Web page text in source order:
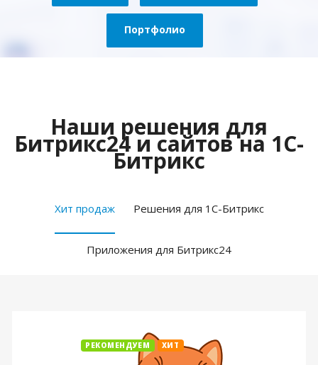
Портфолио
Наши решения для
Битрикс24 и сайтов на 1С-
Битрикс
Хит продаж Решения для 1С-Битрикс
Приложения для Битрикс24
РЕКОМЕНДУЕМ ХИТ